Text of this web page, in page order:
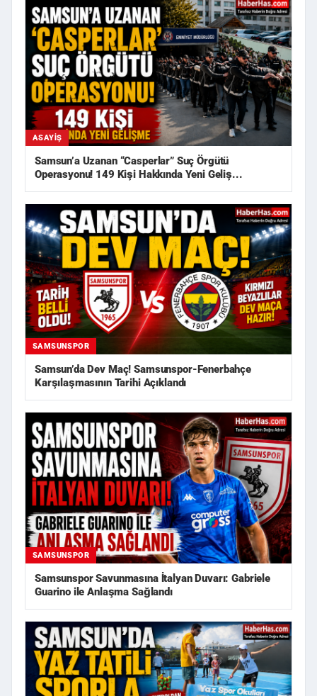
ASAYIŞ
Samsun’a Uzanan “Casperlar” Suç Örgütü
Operasyonu! 149 Kişi Hakkında Yeni Geliş...
SAMSUNSPOR
Samsun’da Dev Maç! Samsunspor-Fenerbahçe
Karşılaşmasının Tarihi Açıklandı
SAMSUNSPOR
Samsunspor Savunmasına İtalyan Duvarı: Gabriele
Guarino ile Anlaşma Sağlandı